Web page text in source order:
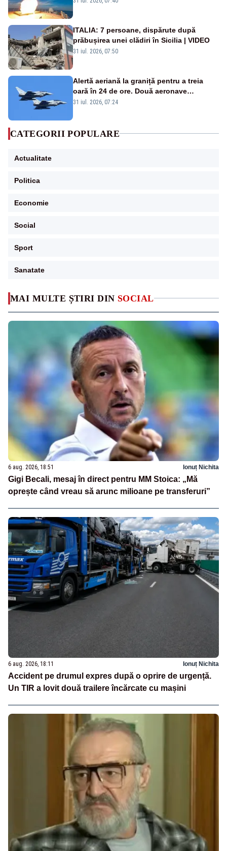
MAI MULTE ȘTIRI DIN SOCIAL
6 aug. 2026, 18:51 Ionuț Nichita
Gigi Becali, mesaj în direct pentru MM Stoica: „Mă
oprește când vreau să arunc milioane pe transferuri”
6 aug. 2026, 18:11 Ionuț Nichita
Accident pe drumul expres după o oprire de urgență.
Un TIR a lovit două trailere încărcate cu mașini
ITALIA: 7 persoane, dispărute după
prăbușirea unei clădiri în Sicilia | VIDEO
31 iul. 2026, 07:50
Alertă aeriană la graniță pentru a treia
oară în 24 de ore. Două aeronave
Eurofighter britanice au fost ridicate de la
31 iul. 2026, 07:24
CATEGORII POPULARE
Actualitate
Politica
Economie
Social
Sport
Sanatate